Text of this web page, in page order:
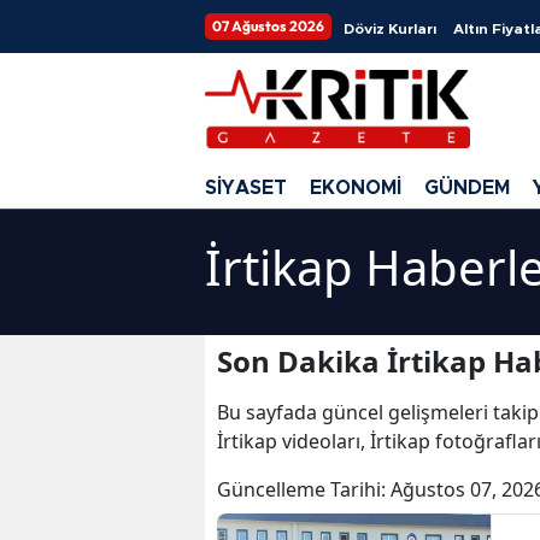
07 Ağustos 2026 Döviz Kurları Altın
SİYASET EKONOMİ GÜNDEM
İrtikap
Son Dakika İrtikap
Bu sayfada güncel gelişmeleri
İrtikap videoları, İrtikap
Güncelleme Tarihi: Ağustos 07,